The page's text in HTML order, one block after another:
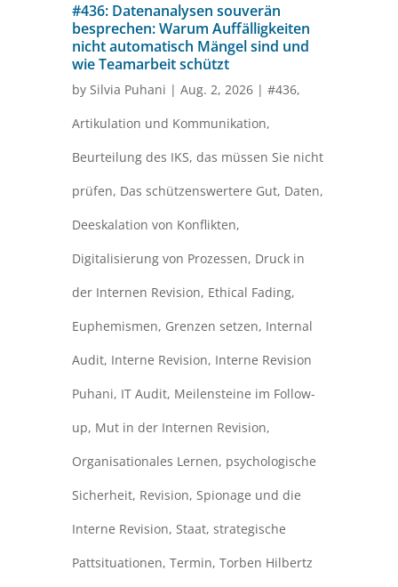
#436: Datenanalysen souverän
besprechen: Warum Auffälligkeiten
nicht automatisch Mängel sind und
wie Teamarbeit schützt
by Silvia Puhani | Aug. 2, 2026| #436,
Artikulation und Kommunikation,
Beurteilung des IKS, das müssen Sie nicht
prüfen, Das schützenswertere Gut, Daten,
Deeskalation von Konflikten,
Digitalisierung von Prozessen, Druck in
der Internen Revision, Ethical Fading,
Euphemismen, Grenzen setzen, Internal
Audit, Interne Revision, Interne Revision
Puhani, IT Audit, Meilensteine im Follow-
up, Mut in der Internen Revision,
Organisationales Lernen, psychologische
Sicherheit, Revision, Spionage und die
Interne Revision, Staat, strategische
Pattsituationen, Termin, Torben Hilbertz